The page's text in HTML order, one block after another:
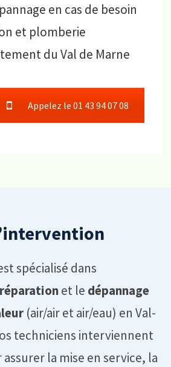
en cas de besoin
et plomberie
du Val de Marne
Appelez le 01 43 94 07 08
spécialisé dans
réparationet le dépannage
(air/air et air/eau) en Val-
techniciens interviennent
la mise en service, la